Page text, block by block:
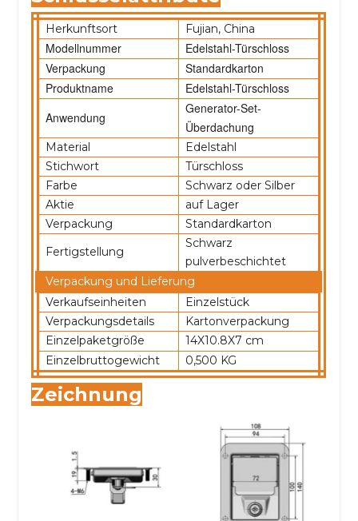
Herkunftsort Fujian, China
Modellnummer
Edelstahl-Türschloss
Verpackung
Standardkarton
Produktname
Edelstahl-Türschloss
Anwendung
Generator-Set-
Überdachung
Material
Edelstahl
Stichwort
Türschloss
Farbe
Schwarz oder Silber
Aktie
auf Lager
Verpackung
Standardkarton
Fertigstellung
Schwarz
pulverbeschichtet
Verpackung und Lieferung
Verkaufseinheiten
Einzelstück
Verpackungsdetails
Kartonverpackung
Einzelpaketgröße
14X10.8X7 cm
Einzelbruttogewicht
0,500 KG
Zeichnung